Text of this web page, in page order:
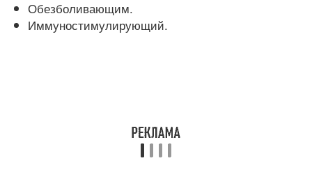
Обезболивающим.
Иммуностимулирующий.